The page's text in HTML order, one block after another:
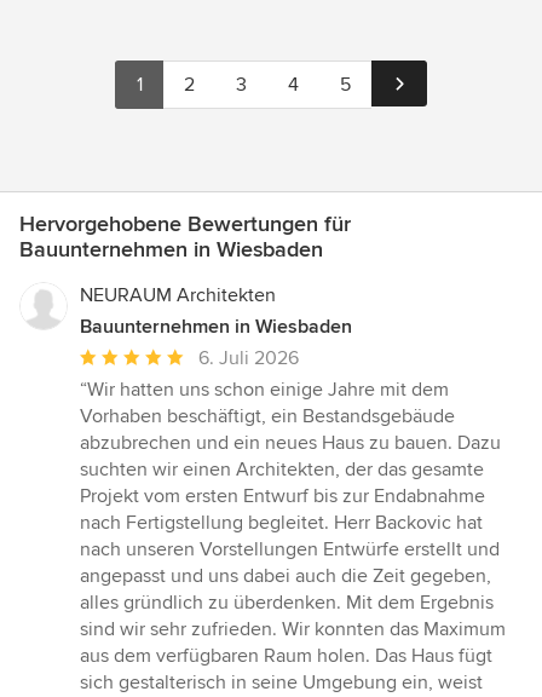
1 2 3 4 5
Hervorgehobene Bewertungen für
Bauunternehmen in Wiesbaden
NEURAUM Architekten
Bauunternehmen in Wiesbaden
Durchschnittliche
Bewertung:
5
von
5
Sternen
6. Juli 2026
“Wir hatten uns schon einige Jahre mit dem
Vorhaben beschäftigt, ein Bestandsgebäude
abzubrechen und ein neues Haus zu bauen. Dazu
suchten wir einen Architekten, der das gesamte
Projekt vom ersten Entwurf bis zur Endabnahme
nach Fertigstellung begleitet. Herr Backovic hat
nach unseren Vorstellungen Entwürfe erstellt und
angepasst und uns dabei auch die Zeit gegeben,
alles gründlich zu überdenken. Mit dem Ergebnis
sind wir sehr zufrieden. Wir konnten das Maximum
aus dem verfügbaren Raum holen. Das Haus fügt
sich gestalterisch in seine Umgebung ein, weist